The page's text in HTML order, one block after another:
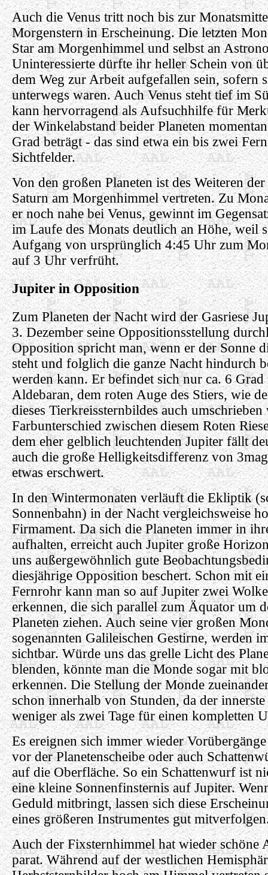
Auch die Venus tritt noch bis zur
Morgenstern in Erscheinung. Die letzten
Star am Morgenhimmel und selbst an
Uninteressierte dürfte ihr heller Schein von
dem Weg zur Arbeit aufgefallen sein, sofern
unterwegs waren. Auch Venus steht tief im
kann hervorragend als Aufsuchhilfe für
der Winkelabstand beider Planeten
Grad beträgt - das sind etwa ein bis zwei
Sichtfelder.
Von den großen Planeten ist des Weiteren
Saturn am Morgenhimmel vertreten. Zu
er noch nahe bei Venus, gewinnt im
im Laufe des Monats deutlich an Höhe, weil
Aufgang von ursprünglich 4:45 Uhr zum
auf 3 Uhr verfrüht.
Jupiter in Opposition
Zum Planeten der Nacht wird der Gasriese
3. Dezember seine Oppositionsstellung
Opposition spricht man, wenn er der Sonne
steht und folglich die ganze Nacht hindurch
werden kann. Er befindet sich nur ca. 6
Aldebaran, dem roten Auge des Stiers, wie
dieses Tierkreissternbildes auch
Farbunterschied zwischen diesem Roten
dem eher gelblich leuchtenden Jupiter fällt
auch die große Helligkeitsdifferenz von
etwas erschwert.
In den Wintermonaten verläuft die Ekliptik
Sonnenbahn) in der Nacht vergleichsweise
Firmament. Da sich die Planeten immer in
aufhalten, erreicht auch Jupiter große
uns außergewöhnlich gute
diesjährige Opposition beschert. Schon mit
Fernrohr kann man so auf Jupiter zwei
erkennen, die sich parallel zum Äquator um
Planeten ziehen. Auch seine vier großen
sogenannten Galileischen Gestirne, werden
sichtbar. Würde uns das grelle Licht des
blenden, könnte man die Monde sogar mit
erkennen. Die Stellung der Monde
schon innerhalb von Stunden, da der
weniger als zwei Tage für einen kompletten
Es ereignen sich immer wieder
vor der Planetenscheibe oder auch
auf die Oberfläche. So ein Schattenwurf ist
eine kleine Sonnenfinsternis auf Jupiter.
Geduld mitbringt, lassen sich diese
eines größeren Instrumentes gut
Auch der Fixsternhimmel hat wieder schöne
parat. Während auf der westlichen